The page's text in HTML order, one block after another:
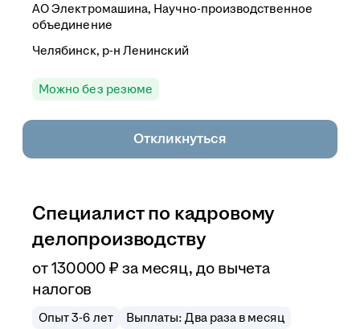
АОЭлектромашина, Научно-производственное
объединение
Челябинск, р-н Ленинский
Можно без резюме
Откликнуться
Специалист по кадровому
делопроизводству
от130 000 ₽ за месяц, до вычета
налогов
Опыт 3-6 лет Выплаты: Два раза в месяц